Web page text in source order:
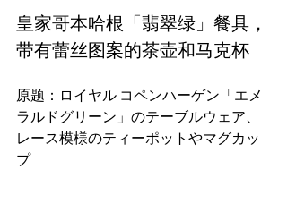
皇家哥本哈根「翡翠绿」餐具，
带有蕾丝图案的茶壶和马克杯
原题：ロイヤル コペンハーゲン「エメ
ラルドグリーン」のテーブルウェア、
レース模様のティーポットやマグカッ